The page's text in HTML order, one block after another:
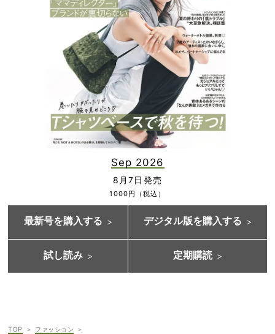
Sep 2026
8月7日発売
1000円（税込）
最新号を購入する デジタル版を購入する
試し読み 定期購読
TOP
ファッション